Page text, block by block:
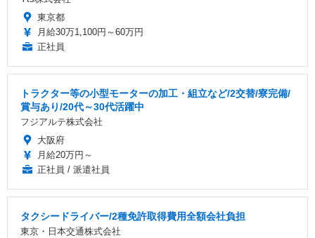
東京都
月給30万1,100円～60万円
正社員
トラクター等の小型モーターの加工・組立など/2交替/寮完備/
賞与あり/20代～30代活躍中
フジアルテ株式会社
大阪府
月給20万円～
正社員 / 派遣社員
タクシードライバー/2種免許取得費用全額会社負担
東京・日本交通株式会社